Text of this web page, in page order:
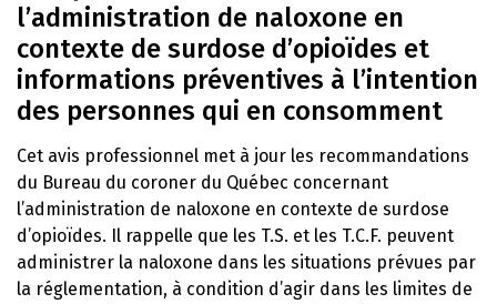
l’administration de naloxone en
contexte de surdose d’opioïdes et
informations préventives à l’intention
des personnes qui en consomment
Cet avis professionnel met à jour les recommandations
du Bureau du coroner du Québec concernant
l’administration de naloxone en contexte de surdose
d’opioïdes. Il rappelle que les T.S. et les T.C.F. peuvent
administrer la naloxone dans les situations prévues par
la réglementation, à condition d’agir dans les limites de